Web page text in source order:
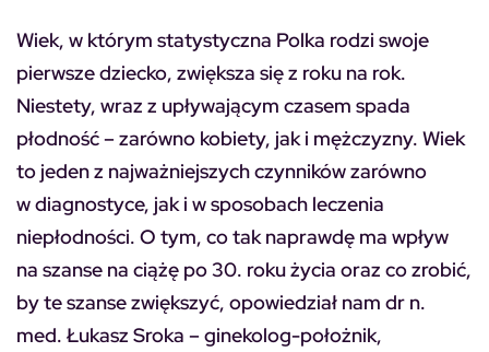
Wiek, w którym statystyczna Polka rodzi swoje
pierwsze dziecko, zwiększa się z roku na rok.
Niestety, wraz z upływającym czasem spada
płodność – zarówno kobiety, jak i mężczyzny. Wiek
to jeden z najważniejszych czynników zarówno
w diagnostyce, jak i w sposobach leczenia
niepłodności. O tym, co tak naprawdę ma wpływ
na szanse na ciążę po 30. roku życia oraz co zrobić,
by te szanse zwiększyć, opowiedział nam dr n.
med. Łukasz Sroka – ginekolog-położnik,